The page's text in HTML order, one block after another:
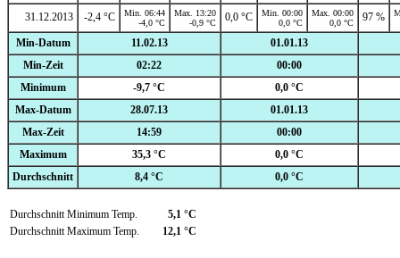
31.12.2013 -2,4 °C
Min. 06:44
-4,0 °C
Max. 13:20
-0,9 °C
0,0 °C
Min. 00:00
0,0 °C
Max. 00:00
0,0 °C
97 %
Min-Datum 11.02.13
01.01.13
Min-Zeit
02:22
00:00
Minimum
-9,7 °C
0,0 °C
Max-Datum
28.07.13
01.01.13
Max-Zeit
14:59
00:00
Maximum
35,3 °C
0,0 °C
Durchschnitt
8,4 °C 0,0 °C
Durchschnitt Minimum Temp.
5,1 °C
Durchschnitt Maximum Temp.
12,1 °C